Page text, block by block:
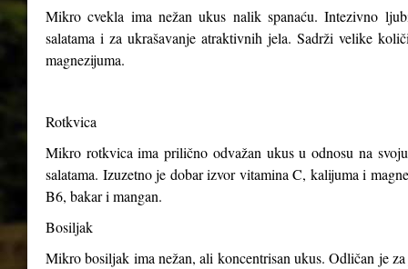
Mikro cvekla ima nežan ukus nalik spanaću. Intezivno
salatama i za ukrašavanje atraktivnih jela. Sadrži velike
magnezijuma.
Rotkvica
Mikro rotkvica ima prilično odvažan ukus u odnosu na
salatama. Izuzetno je dobar izvor vitamina C, kalijuma i
B6, bakar i mangan.
Bosiljak
Mikro bosiljak ima nežan, ali koncentrisan ukus. Odličan je